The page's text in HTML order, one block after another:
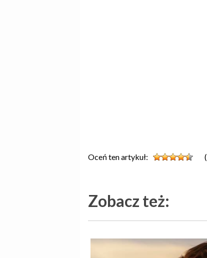
Oceń ten artykuł: (
Zobacz też: